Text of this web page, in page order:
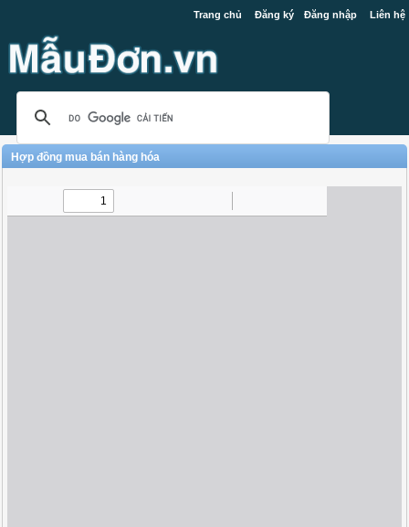
Trang chủ Đăng ký Đăng nhập Liên hệ
Hợp đồng mua bán hàng hóa